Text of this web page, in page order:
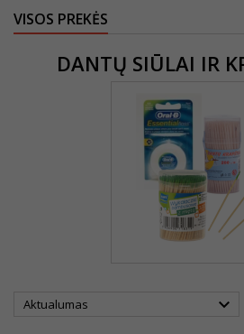
VISOS PREKĖS
DANTŲ SIŪLAI IR
Aktualumas 